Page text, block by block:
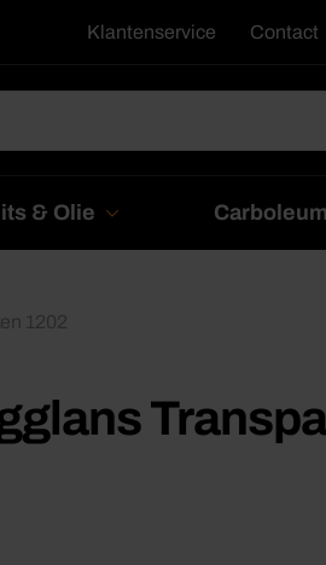
Klantenservice Contact
& Olie
1202